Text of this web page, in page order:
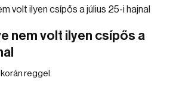
nem volt ilyen csípős a
reggel.